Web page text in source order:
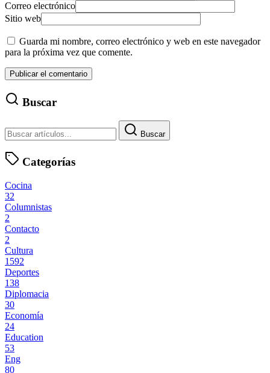
Correo electrónico
Sitio web
Guarda mi nombre, correo electrónico y web en este navegador
para la próxima vez que comente.
Buscar
Buscar
Categorías
Cocina
32
Columnistas
2
Contacto
2
Cultura
1592
Deportes
138
Diplomacia
30
Economía
24
Education
53
Eng
80